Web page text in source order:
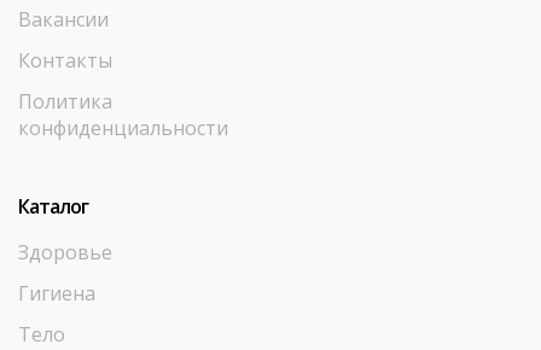
Вакансии
Контакты
Политика
конфиденциальности
Каталог
Здоровье
Гигиена
Тело